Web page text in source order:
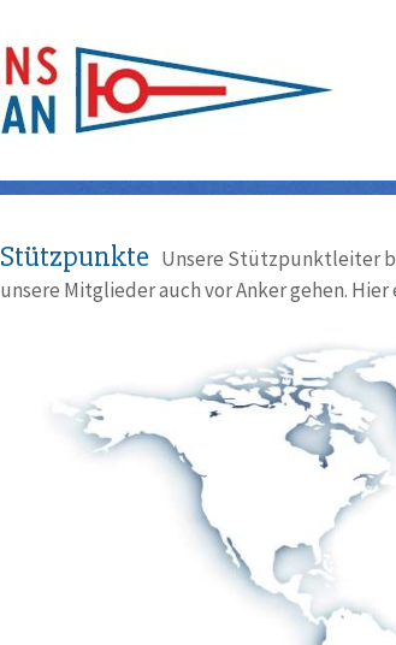
Stützpunkte Unsere Stützpunktleiter
unsere Mitglieder auch vor Anker gehen.